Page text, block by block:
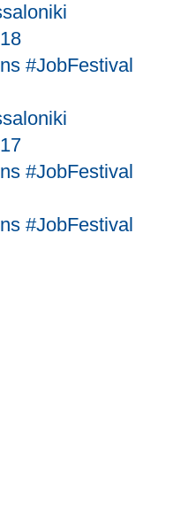
#JobFestival
#JobFestival
#JobFestival